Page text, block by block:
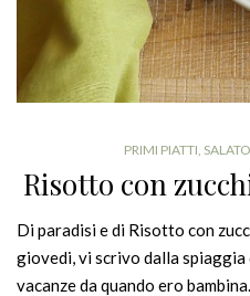
PRIMI PIATTI SALATO
Risotto con
Di paradisi e di Risotto con
giovedi, vi scrivo dalla spiaggia
vacanze da quando ero